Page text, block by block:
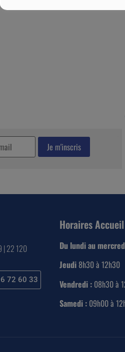
| 22 120
72 60 33
Horaires Accueil
Du lundi au
Jeudi8h30 à 12h30
Vendredi :08h30 à
Samedi :09h00 à